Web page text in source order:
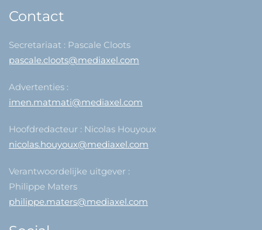
Contact
Secretariaat : Pascale Cloots
pascale.cloots@mediaxel.com
Advertenties :
imen.matmati@mediaxel.com
Hoofdredacteur : Nicolas Houyoux
nicolas.houyoux@mediaxel.com
Verantwoordelijke uitgever :
Philippe Maters
philippe.maters@mediaxel.com